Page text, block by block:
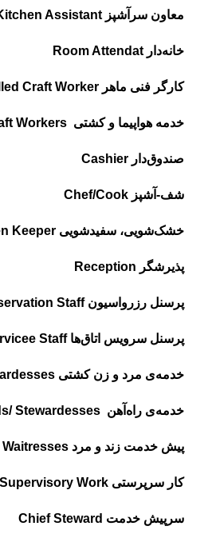
معاون سرآشپز Kitchen Assistant
خانه‌دار Room Attendat
کارگر فنی ماهر Skilled Craft Worker
خدمه هواپیما و کشتی Skilled Craft Workers
صندوق‌دار Cashier
شف-آشپز Chef/Cook
خشک‌شویی، سفیدشویی Linen Keeper
پذیرشگر Reception
پرسنل رزرواسیون Reservation Staff
پرسنل سرویس اتاق‌ها Room Servicee Staff
خدمه‌ی مرد و زن کشتی Ship Stewards/ Stewardesses
خدمه‌ی راه‌آهن Train Stewards/ Stewardesses
پیش خدمت زند و مرد Waiters/ Waitresses
کار سرپرستی Supervisory Work
سرپیش خدمت Chief Steward